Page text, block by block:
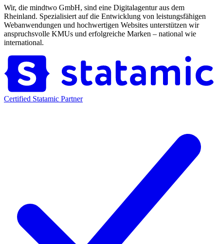
Wir, die mindtwo GmbH, sind eine Digitalagentur aus dem
Rheinland. Spezialisiert auf die Entwicklung von leistungsfähigen
Webanwendungen und hochwertigen Websites unterstützen wir
anspruchsvolle KMUs und erfolgreiche Marken – national wie
international.
Certified Statamic Partner